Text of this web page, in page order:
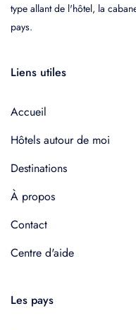
type allant de l'hôtel, la
pays.
Liens utiles
Accueil
Hôtels autour de moi
Destinations
À propos
Contact
Centre d'aide
Les pays